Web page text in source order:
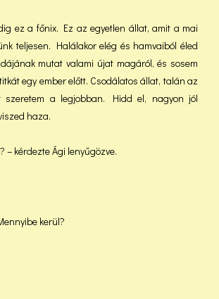
a főnix. Ez az egyetlen állat, amit a mai
teljesen. Halálakor elég és hamvaiból éled
mutat valami újat magáról, és sosem
egy ember előtt. Csodálatos állat, talán az
szeretem a legjobban. Hidd el, nagyon jól
haza.
Ági lenyűgözve.
kerül?